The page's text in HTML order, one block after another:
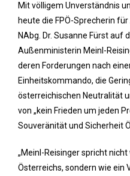
Mit völligem Unverständnis
heute die FPÖ-Sprecherin
NAbg. Dr. Susanne Fürst auf
Außenministerin Meinl-
deren Forderungen nach
Einheitskommando, die
österreichischen Neutralität
von „kein Frieden um jeden
Souveränität und Sicherheit
„Meinl-Reisinger spricht
Österreichs, sondern wie ein